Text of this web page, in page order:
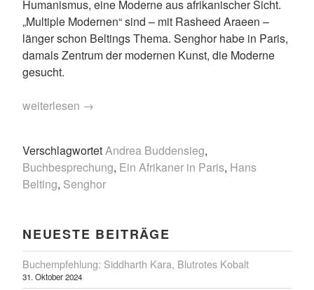
Humanismus, eine Moderne aus afrikanischer Sicht.
„Multiple Modernen“ sind – mit Rasheed Araeen –
länger schon Beltings Thema. Senghor habe in Paris,
damals Zentrum der modernen Kunst, die Moderne
gesucht.
„Belting
das
Senghor-
Buch“
weiterlesen →
Verschlagwortet Andrea Buddensieg,
Buchbesprechung, Ein Afrikaner in Paris, Hans
Belting, Senghor
NEUESTE BEITRÄGE
Buchempfehlung: Siddharth Kara, Blutrotes Kobalt
31. Oktober 2024